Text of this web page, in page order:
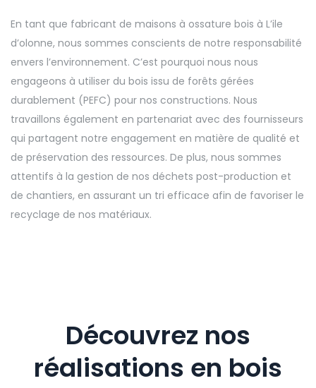
En tant que fabricant de maisons à ossature bois à L’ile
d’olonne, nous sommes conscients de notre responsabilité
envers l’environnement. C’est pourquoi nous nous
engageons à utiliser du bois issu de forêts gérées
durablement (PEFC) pour nos constructions. Nous
travaillons également en partenariat avec des fournisseurs
qui partagent notre engagement en matière de qualité et
de préservation des ressources. De plus, nous sommes
attentifs à la gestion de nos déchets post-production et
de chantiers, en assurant un tri efficace afin de favoriser le
recyclage de nos matériaux.
Découvrez nos
réalisations en bois